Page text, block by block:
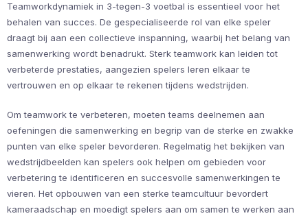
Teamworkdynamiek in 3-tegen-3 voetbal is essentieel voor het
behalen van succes. De gespecialiseerde rol van elke speler
draagt bij aan een collectieve inspanning, waarbij het belang van
samenwerking wordt benadrukt. Sterk teamwork kan leiden tot
verbeterde prestaties, aangezien spelers leren elkaar te
vertrouwen en op elkaar te rekenen tijdens wedstrijden.
Om teamwork te verbeteren, moeten teams deelnemen aan
oefeningen die samenwerking en begrip van de sterke en zwakke
punten van elke speler bevorderen. Regelmatig het bekijken van
wedstrijdbeelden kan spelers ook helpen om gebieden voor
verbetering te identificeren en succesvolle samenwerkingen te
vieren. Het opbouwen van een sterke teamcultuur bevordert
kameraadschap en moedigt spelers aan om samen te werken aan